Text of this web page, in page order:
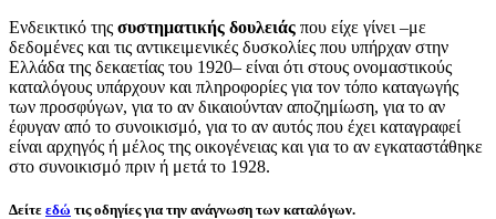
Ενδεικτικό της συστηματικής δουλειάς που είχε γίνει –με
δεδομένες και τις αντικειμενικές δυσκολίες που υπήρχαν στην
Ελλάδα της δεκαετίας του 1920– είναι ότι στους ονομαστικούς
καταλόγους υπάρχουν και πληροφορίες για τον τόπο καταγωγής
των προσφύγων, για το αν δικαιούνταν αποζημίωση, για το αν
έφυγαν από το συνοικισμό, για το αν αυτός που έχει καταγραφεί
είναι αρχηγός ή μέλος της οικογένειας και για το αν εγκαταστάθηκε
στο συνοικισμό πριν ή μετά το 1928.
Δείτε εδώ τις οδηγίες για την ανάγνωση των καταλόγων.